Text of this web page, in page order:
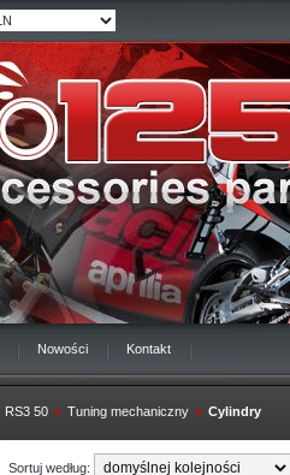
Nowości Kontakt
RS3 50 » Tuning mechaniczny » Cylindry
Sortuj według: